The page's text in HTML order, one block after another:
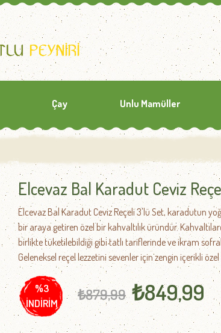
Çay Unlu Mamüller
Elcevaz Bal Karadut Ceviz
Elcevaz Bal Karadut Ceviz Reçeli 3'lü Set, karadutun
bir araya getiren özel bir kahvaltılık üründür.
birlikte tüketilebildiği gibi tatlı tariflerinde ve ikram
Geleneksel reçel lezzetini sevenler için zengin içerikli
%3
İNDIRIM
₺879,99 ₺849,99